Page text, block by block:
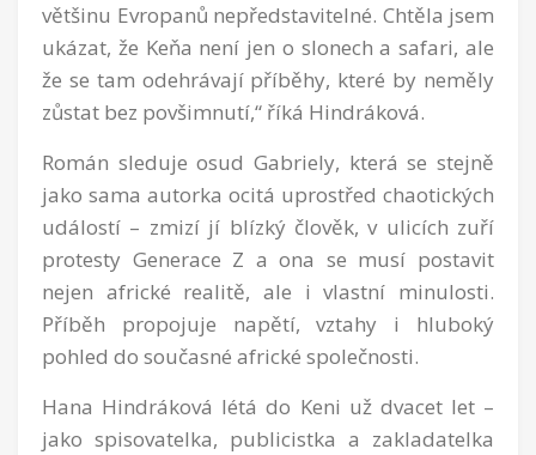
většinu Evropanů nepředstavitelné. Chtěla jsem
ukázat, že Keňa není jen o slonech a safari, ale
že se tam odehrávají příběhy, které by neměly
zůstat bez povšimnutí,“ říká Hindráková.
Román sleduje osud Gabriely, která se stejně
jako sama autorka ocitá uprostřed chaotických
událostí – zmizí jí blízký člověk, v ulicích zuří
protesty Generace Z a ona se musí postavit
nejen africké realitě, ale i vlastní minulosti.
Příběh propojuje napětí, vztahy i hluboký
pohled do současné africké společnosti.
Hana Hindráková létá do Keni už dvacet let –
jako spisovatelka, publicistka a zakladatelka